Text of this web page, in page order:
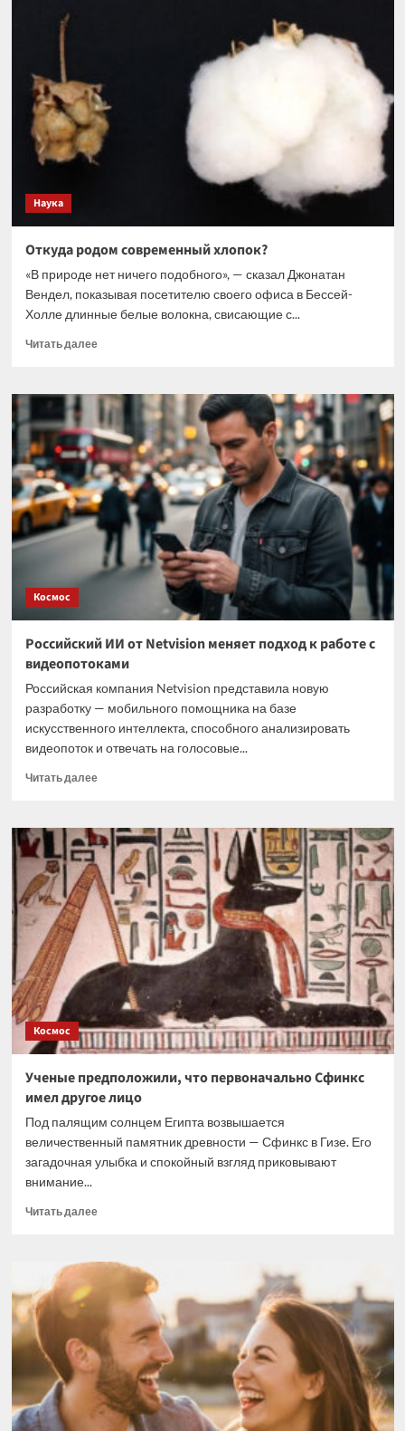
Героя
Труда
Наука
Откуда родом современный хлопок?
«В природе нет ничего подобного», — сказал Джонатан
Вендел, показывая посетителю своего офиса в Бессей-
Холле длинные белые волокна, свисающие с...
Читать далееПрочитать
Откуда
родом
современный
хлопок?
Космос
Российский ИИ от Netvision меняет подход к работе с
видеопотоками
Российская компания Netvision представила новую
разработку — мобильного помощника на базе
искусственного интеллекта, способного анализировать
видеопоток и отвечать на голосовые...
Читать далееПрочитать
Российский
ИИ
от
Netvision
меняет
подход
работе
с
Космос
Ученые предположили, что первоначально Сфинкс
имел другое лицо
Под палящим солнцем Египта возвышается
величественный памятник древности — Сфинкс в Гизе. Его
загадочная улыбка и спокойный взгляд приковывают
внимание...
Читать далееПрочитать
Ученые
предположили,
первоначально
Сфинкс
имел
другое
лицо